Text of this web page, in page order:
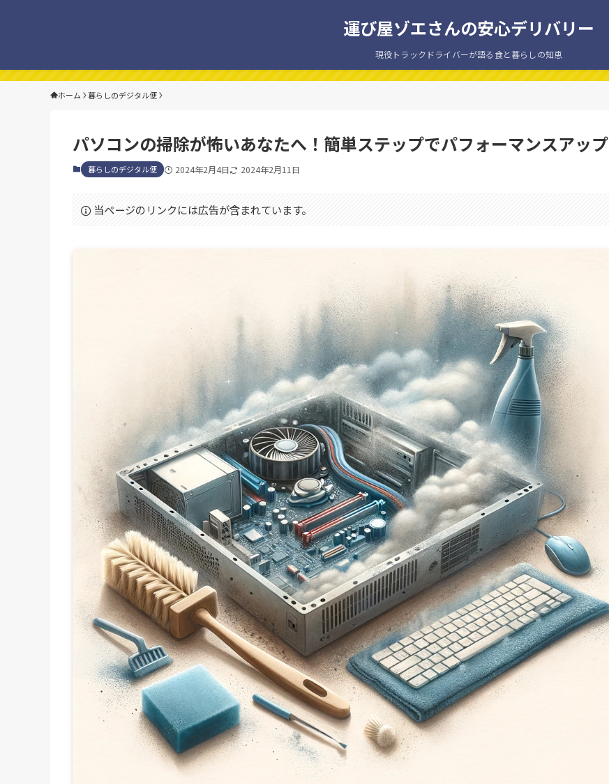
運び屋ゾエさんの安心デリバリー
現役トラックドライバーが語る食と暮らしの知恵
ホーム 暮らしのデジタル便
パソコンの掃除が怖いあなたへ！簡単ステップでパフォーマンスアップ
暮らしのデジタル便 2024年2月4日 2024年2月11日
当ページのリンクには広告が含まれています。